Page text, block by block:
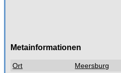
Metainformationen
Ort Meersburg